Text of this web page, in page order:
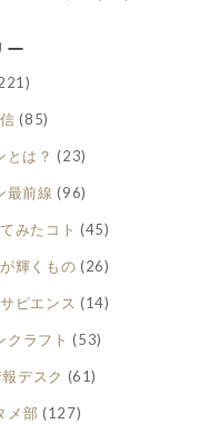
ー
(85)
とは？ (23)
最前線 (96)
みたコト (45)
輝くもの (26)
ピエンス (14)
クラフト (53)
デスク (61)
メ部 (127)